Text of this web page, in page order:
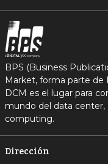
BPS (Business
Market, forma parte de
DCM es el lugar para
mundo del data center,
computing.
Dirección